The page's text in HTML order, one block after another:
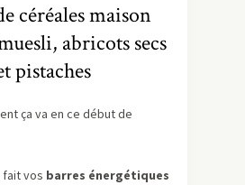
céréales maison
abricots secs
pistaches
ça va en ce début de
fait vos barres énergétiques